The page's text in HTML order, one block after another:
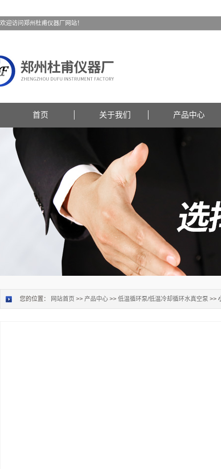
欢迎访问郑州杜甫仪器厂网站！
首页 关于我们 产品中心
您的位置： 网站首页 >> 产品中心 >> 低温循环泵/低温冷却循环水真空泵 >>